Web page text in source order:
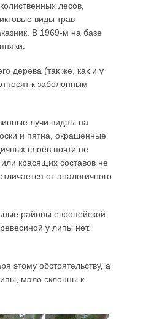
лесов,
виды трав
В 1969-м на базе
дерева (так же, как и у
к заболонным
лучи видны на
и пятна, окрашенные
слоёв почти не
красящих составов не
от аналогичного
районы европейской
у липы нет.
этому обстоятельству, а
мало склонны к